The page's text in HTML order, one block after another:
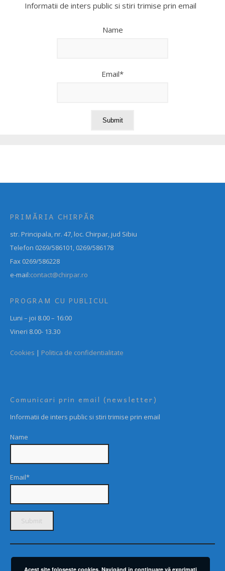
Informatii de inters public si stiri trimise prin email
Name
Email*
PRIMĂRIA CHIRPĂR
str. Principala, nr. 47, loc. Chirpar, jud Sibiu
Telefon 0269/586101, 0269/586178
Fax 0269/586228
e-mail:contact@chirpar.ro
PROGRAM CU PUBLICUL
Luni – joi 8.00 – 16:00
Vineri 8.00- 13.30
Cookies | Politica de confidentialitate
Comunicari prin email (newsletter)
Informatii de inters public si stiri trimise prin email
Name
Email*
Acest site foloseşte cookies. Navigând în continuare vă exprimaţi